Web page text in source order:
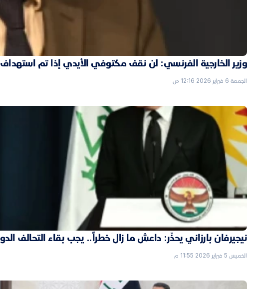
وزير الخارجية الفرنسي: لن نقف مكتوفي الأيدي إذا تم
الجمعة 6 فبراير 2026 12:16 ص
نيجيرفان بارزاني يحذّر: داعش ما زال خطراً.. يجب بقاء التحالف
الخميس 5 فبراير 2026 11:55 م